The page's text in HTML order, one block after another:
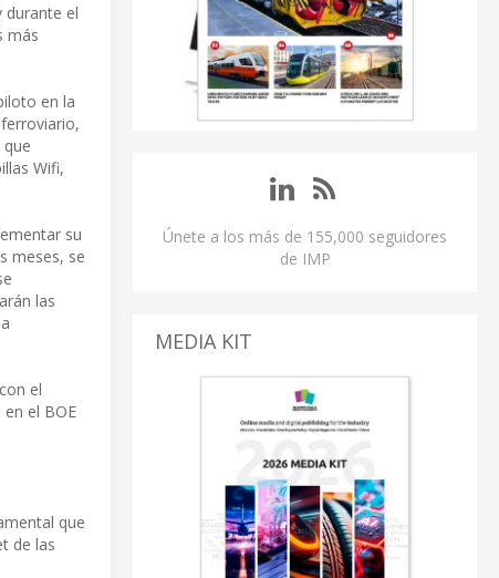
durante el
más
en la
Wifi,
su
meses, se
las
el
el BOE
que
de las
Únete a los más de 155,000 seguidores
de IMP
MEDIA KIT